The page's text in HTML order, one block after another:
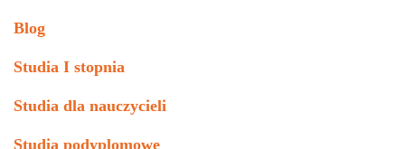
Blog
Studia I stopnia
Studia dla nauczycieli
Studia podyplomowe